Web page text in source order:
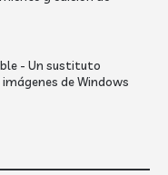
- Un sustituto
de Windows